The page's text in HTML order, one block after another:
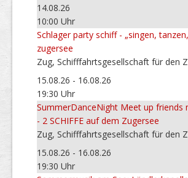
14.08.26
10:00 Uhr
Schlager party schiff - „singen,
zugersee
Zug, Schifffahrtsgesellschaft für den
15.08.26 - 16.08.26
19:30 Uhr
SummerDanceNight Meet up friends
- 2 SCHIFFE auf dem Zugersee
Zug, Schifffahrtsgesellschaft für den
15.08.26 - 16.08.26
19:30 Uhr